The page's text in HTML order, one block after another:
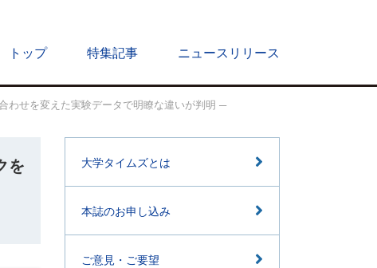
トップ 特集記事 ニュースリリース
わせを変えた実験データで明瞭な違いが判明 ─
を
大学タイムズとは
本誌のお申し込み
ご意見・ご要望